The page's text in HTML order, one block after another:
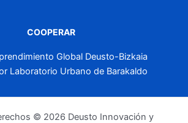
COOPERAR
Global Deusto-Bizkaia
Laboratorio Urbano de Barakaldo
© 2026 Deusto Innovación y